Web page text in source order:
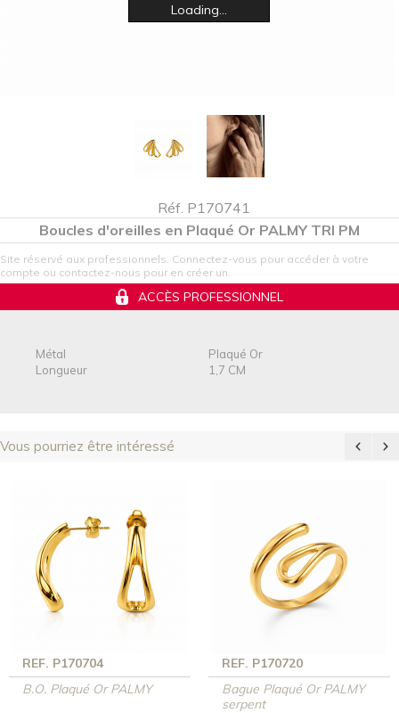
Loading...
Réf. P170741
Boucles d'oreilles en Plaqué Or PALMY TRI PM
Site réservé aux professionnels. Connectez-vous pour accéder à votre
compte ou contactez-nous pour en créer un.
ACCÈS PROFESSIONNEL
Métal
Plaqué Or
Longueur
1,7 CM
Vous pourriez être intéressé
REF. P170704
B.O. Plaqué Or PALMY
REF. P170720
Bague Plaqué Or PALMY
serpent